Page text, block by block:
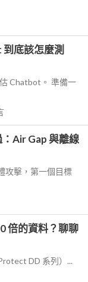
底該怎麼測
Chatbot。 準備一
Air Gap 與離線
攻擊，第一個目標
倍的資料？聊聊
DD 系列）...